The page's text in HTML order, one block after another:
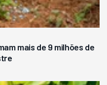
mais de 9 milhões de